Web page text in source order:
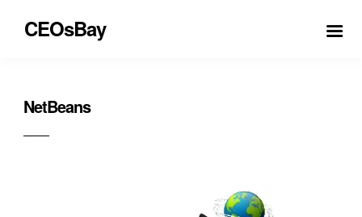
CEOsBay
NetBeans